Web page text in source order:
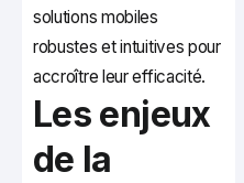
solutions mobiles
robustes et intuitives pour
accroître leur efficacité.
Les enjeux
de la